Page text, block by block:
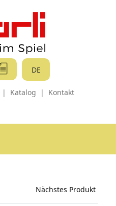
| Katalog | Kontakt
DE
Nächstes Produkt